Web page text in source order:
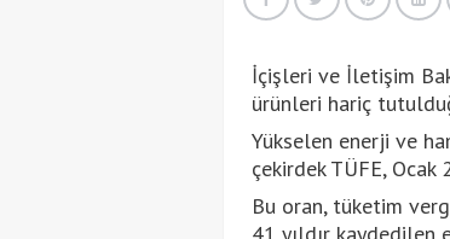
İçişleri ve İletişim
ürünleri hariç
Yükselen enerji ve
çekirdek TÜFE,
Bu oran, tüketim
41 yıldır kaydedilen